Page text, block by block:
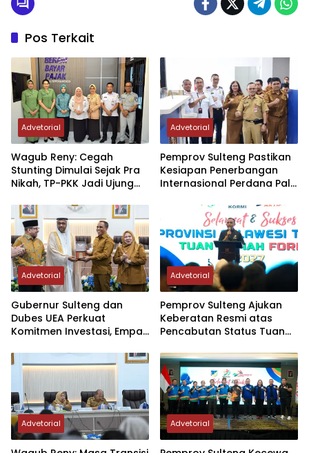
Pos Terkait
Advetorial
Wagub Reny: Cegah
Stunting Dimulai Sejak Pra
Nikah, TP-PKK Jadi Ujung
Advetorial
Pemprov Sulteng Pastikan
Kesiapan Penerbangan
Internasional Perdana Palu
Advetorial
Gubernur Sulteng dan
Dubes UEA Perkuat
Komitmen Investasi, Empat
Advetorial
Pemprov Sulteng Ajukan
Keberatan Resmi atas
Pencabutan Status Tuan
2027
Advetorial Advetorial